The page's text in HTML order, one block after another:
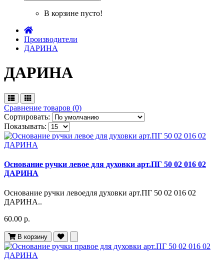
В корзине пусто!
Производители
ДАРИНА
ДАРИНА
Сравнение товаров (0)
Сортировать:
Показывать:
Основание ручки левое для духовки арт.ПГ 50 02 016 02
ДАРИНА
Основание ручки левоедля духовки арт.ПГ 50 02 016 02
ДАРИНА..
60.00 р.
В корзину